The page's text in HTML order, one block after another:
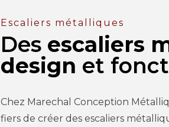
Escaliers métalliques
Des escaliers
design et
Chez Marechal Conception
fiers de créer des escaliers